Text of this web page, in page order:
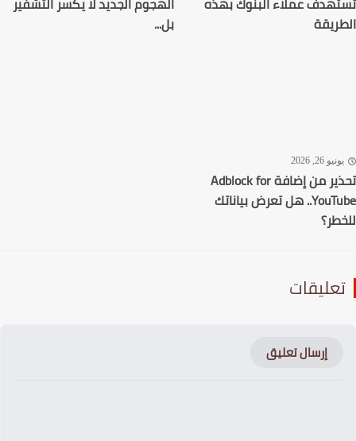
بل...
26, 2026
تحذير من إضافة Adblock for
YouTube.. هل تعرض بياناتك
إرسال تعليق